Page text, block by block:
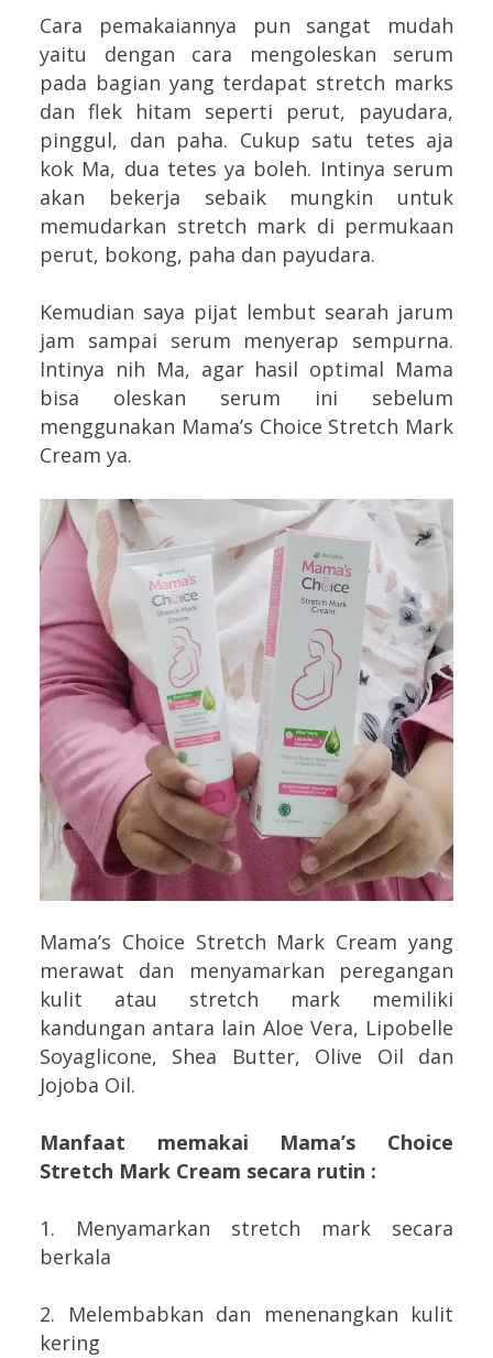
Cara pemakaiannya pun sangat mudah
yaitu dengan cara mengoleskan serum
pada bagian yang terdapat stretch marks
dan flek hitam seperti perut, payudara,
pinggul, dan paha. Cukup satu tetes aja
kok Ma, dua tetes ya boleh. Intinya serum
akan bekerja sebaik mungkin untuk
memudarkan stretch mark di permukaan
perut, bokong, paha dan payudara.
Kemudian saya pijat lembut searah jarum
jam sampai serum menyerap sempurna.
Intinya nih Ma, agar hasil optimal Mama
bisa oleskan serum ini sebelum
menggunakan Mama’s Choice Stretch Mark
Cream ya.
Mama’s Choice Stretch Mark Cream yang
merawat dan menyamarkan peregangan
kulit atau stretch mark memiliki
kandungan antara lain Aloe Vera, Lipobelle
Soyaglicone, Shea Butter, Olive Oil dan
Jojoba Oil.
Manfaat memakai Mama’s Choice
Stretch Mark Cream secara rutin :
1. Menyamarkan stretch mark secara
berkala
2. Melembabkan dan menenangkan kulit
kering